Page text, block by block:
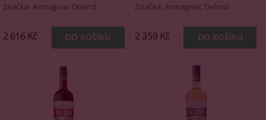
Značka: Armagnac Delord
2 616 Kč
Značka: Armagnac Delord
2 359 Kč